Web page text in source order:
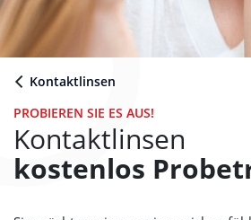
Kontaktlinsen
PROBIEREN SIE ES AUS!
Kontaktlinsen
kostenlos